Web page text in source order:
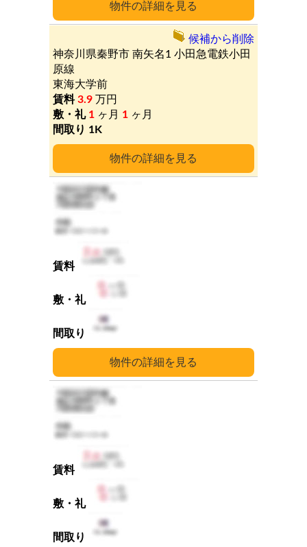
詳細
詳細
神奈川県秦野市 南矢名1 小田急電鉄小田
原線
東海大学前
3.9 万円
1 ヶ月 1 ヶ月
1K
候補から削除
詳細